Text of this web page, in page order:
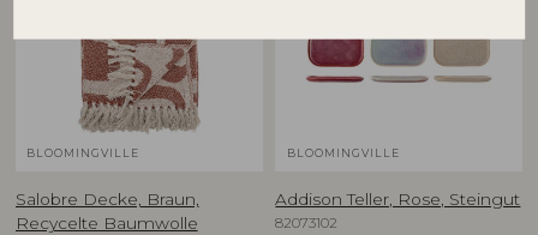
BLOOMINGVILLE
Salobre Decke, Braun,
Recycelte Baumwolle
BLOOMINGVILLE
Addison Teller, Rose, Steingut
82073102